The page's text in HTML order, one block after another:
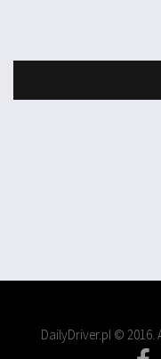
DailyDriver.pl © 2016.